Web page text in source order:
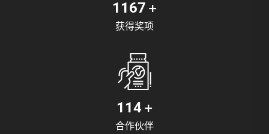
1400 +
获得奖项
140+
合作伙伴